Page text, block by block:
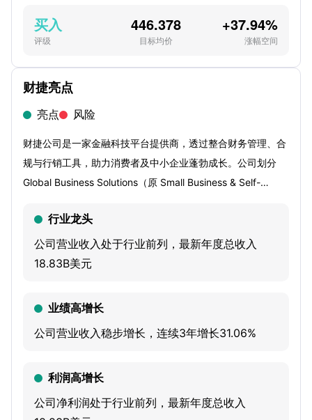
财捷亮点
亮点 风险
财捷公司是一家金融科技平台提供商，透过整合财务管理、合
规与行销工具，助力消费者及中小企业蓬勃成长。公司划分
Global Business Solutions（原 Small Business & Self-
务：前者服务全球小型企业、自由职业者与其会计师，核心方
案含 QuickBooks 云端与桌面财务、薪资处理、时间追踪、商
户收款及融资；Consumer 提供 DIY 与辅助式 TurboTax 所得
新推出 Intuit Assist 生成式 AI 财务助手，进一步提升现金
行业龙头
公司营业收入处于行业前列，最新年度总收入
18.83B美元
业绩高增长
公司营业收入稳步增长，连续3年增长31.06%
利润高增长
公司净利润处于行业前列，最新年度总收入
买入
评级
446.378
目标均价
+37.94%
涨幅空间